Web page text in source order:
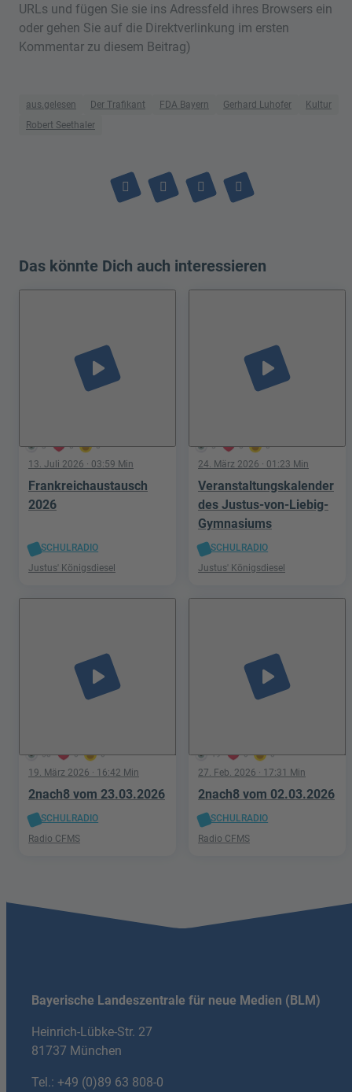
URLs und fügen Sie sie ins Adressfeld ihres Browsers ein
oder gehen Sie auf die Direktverlinkung im ersten
Kommentar zu diesem Beitrag)
aus.gelesen Der Trafikant FDA Bayern Gerhard Luhofer
Kultur
Robert Seethaler
Das könnte Dich auch interessieren
3 0 0
play_arrow
13. Juli 2026 · 03:59 Min
Frankreichaustausch
2026
SCHULRADIO
Justus' Königsdiesel
5 0 0
play_arrow
24. März 2026 · 01:23 Min
Veranstaltungskalender
des Justus-von-Liebig-
Gymnasiums
SCHULRADIO
Justus' Königsdiesel
58 0 0
play_arrow
19. März 2026 · 16:42 Min
2nach8 vom 23.03.2026
SCHULRADIO
Radio CFMS
19 0 0
play_arrow
27. Feb. 2026 · 17:31 Min
2nach8 vom 02.03.2026
SCHULRADIO
Radio CFMS
Bayerische Landeszentrale für neue Medien (BLM)
Heinrich-Lübke-Str. 27
81737 München
Tel.: +49 (0)89 63 808-0